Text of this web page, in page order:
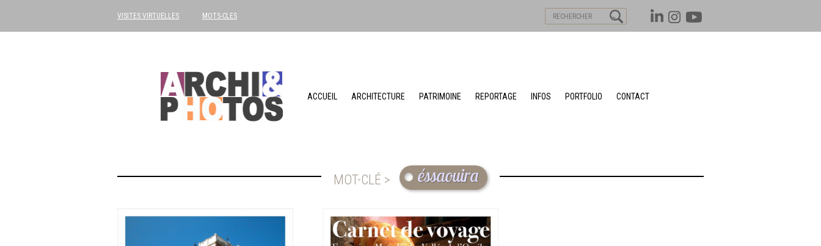
VISITES VIRTUELLES MOTS-CLES
ACCUEIL ARCHITECTURE PATRIMOINE REPORTAGE INFOS PORTFOLIO CONTACT
MOT-CLÉ > éssaouira